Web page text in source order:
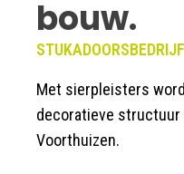
bouw.
Met sierpleisters
decoratieve
Voorthuizen.